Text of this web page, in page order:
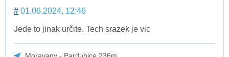
# 01.06.2024, 12:46
Jede to jinak určite. Tech srazek je vic